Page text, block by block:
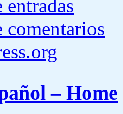
entradas
comentarios
– Home